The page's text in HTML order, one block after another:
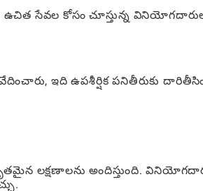
సేవల కోసం చూస్తున్న
ఇది ఉపశీర్షిక పనితీరుకు
లక్షణాలను అందిస్తుంది.